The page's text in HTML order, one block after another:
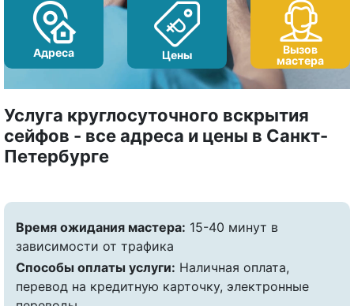
Адреса Цены
Вызов
мастера
Услуга круглосуточного вскрытия
сейфов - все адреса и цены в Санкт-
Петербурге
Время ожидания мастера: 15-40 минут в
зависимости от трафика
Способы оплаты услуги: Наличная оплата,
перевод на кредитную карточку, электронные